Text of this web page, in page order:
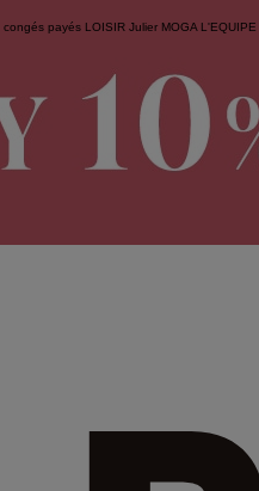
congés payés LOISIR Julier MOGA L'EQUIPE